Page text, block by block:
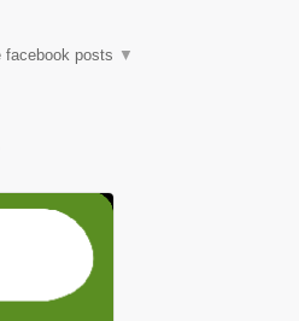
facebook posts ▼